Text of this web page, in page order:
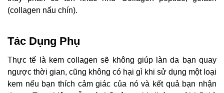
(collagen nấu chín).
Tác Dụng Phụ
Thực tế là kem collagen sẽ không giúp làn da bạn quay
ngược thời gian, cũng không có hại gì khi sử dụng một loại
kem nếu bạn thích cảm giác của nó và kết quả bạn nhận